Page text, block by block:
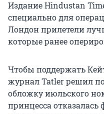
Издание Hindustan
специально для
Лондон прилетели
которые ранее
Чтобы поддержать
журнал Tatler решил
обложку июльского
принцесса отказалась